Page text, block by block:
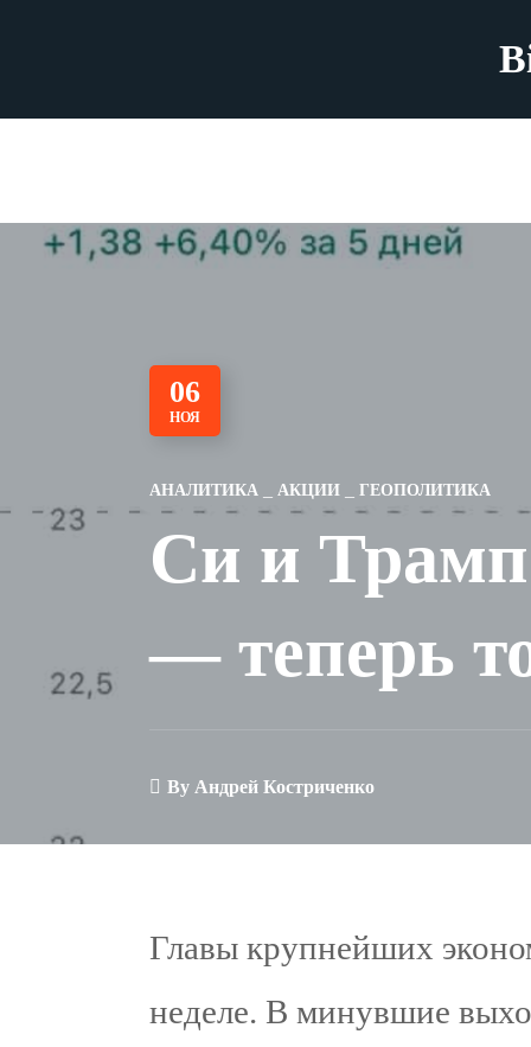
06
НОЯ
АНАЛИТИКА АКЦИИ ГЕОПОЛИТИКА
Си и Трамп
— теперь
By Андрей Костриченко
Главы крупнейших
неделе. В минувшие